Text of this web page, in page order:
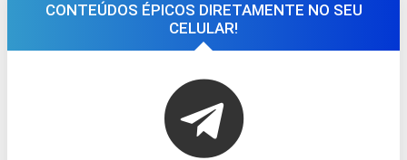
CONTEÚDOS ÉPICOS DIRETAMENTE NO SEU
CELULAR!